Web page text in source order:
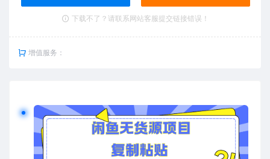
下载不了？请联系网站客服提交链接错误！
增值服务：